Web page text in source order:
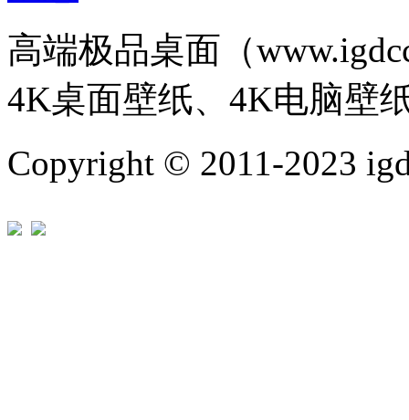
高端极品桌面（
4K桌面壁纸、4K电脑壁
Copyright © 2011-2023